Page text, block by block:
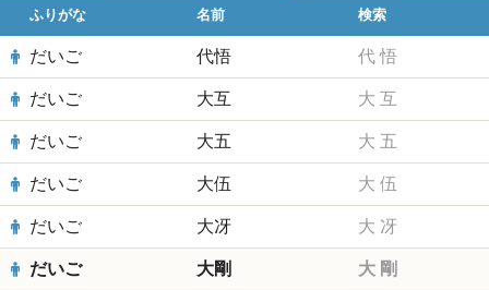
ふりがな 名前 検索
だいご 代悟 代 悟
だいご 大互 大 互
だいご 大五 大 五
だいご 大伍 大 伍
だいご 大冴 大 冴
だいご 大剛 大 剛